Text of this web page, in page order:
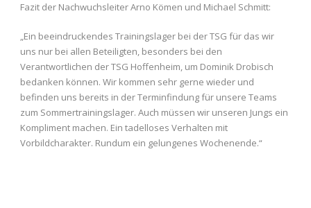
Fazit der Nachwuchsleiter Arno Kömen und Michael Schmitt:
„Ein beeindruckendes Trainingslager bei der TSG für das wir
uns nur bei allen Beteiligten, besonders bei den
Verantwortlichen der TSG Hoffenheim, um Dominik Drobisch
bedanken können. Wir kommen sehr gerne wieder und
befinden uns bereits in der Terminfindung für unsere Teams
zum Sommertrainingslager. Auch müssen wir unseren Jungs ein
Kompliment machen. Ein tadelloses Verhalten mit
Vorbildcharakter. Rundum ein gelungenes Wochenende.“